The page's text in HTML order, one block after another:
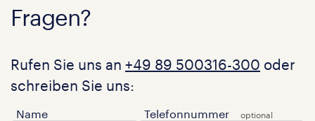
Fragen?
Rufen Sie uns an +49 89 500316-300 oder
schreiben Sie uns:
Name Telefonnummer